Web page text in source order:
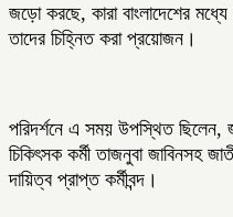
জড়ো করছে, কারা বাংলাদেশের মধ্যে
তাদের চিহ্নিত করা প্রয়োজন।
পরিদর্শনে এ সময় উপস্থিত ছিলেন,
চিকিৎসক কর্মী তাজনুবা জাবিনসহ
দায়িত্ব প্রাপ্ত কর্মীবন্দ।